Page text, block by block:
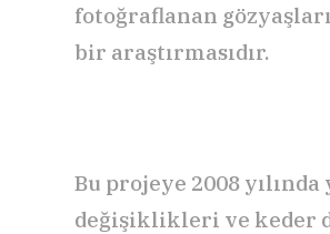
fotoğraflanan
bir araştırmasıdır.
Bu projeye 2008 yılında
değişiklikleri ve keder